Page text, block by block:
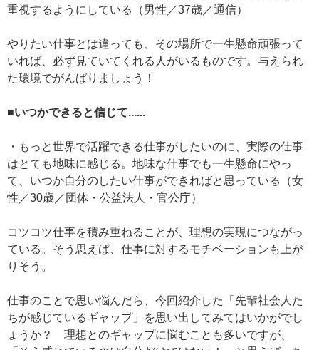
重視するようにしている（男性／37歳／通信）
やりたい仕事とは違っても、その場所で一生懸命頑張って
いれば、必ず見ていてくれる人がいるものです。与えられ
た環境でがんばりましょう！
■いつかできると信じて......
・もっと世界で活躍できる仕事がしたいのに、実際の仕事
はとても地味に感じる。地味な仕事でも一生懸命にやっ
て、いつか自分のしたい仕事ができればと思っている（女
性／30歳／団体・公益法人・官公庁）
コツコツ仕事を積み重ねることが、理想の実現につながっ
ている。そう思えば、仕事に対するモチベーションも上が
りそう。
仕事のことで思い悩んだら、今回紹介した「先輩社会人た
ちが感じているギャップ」を思い出してみてはいかがでし
ょうか？ 理想とのギャップに悩むことも多いですが、